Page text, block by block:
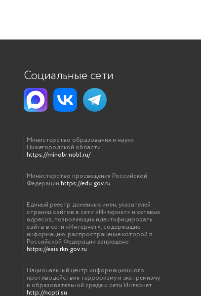
Социальные сети
Министерство образования и науки
Нижегородской области
https://minobr.nobl.ru/
Министерство просвещения Российской
Федерации https://edu.gov.ru
Единый реестр доменных имен, указателей
страниц сайтов в сети «Интернет» и сетевых
адресов, позволяющих идентифицировать
сайты в сети «Интернет», содержащие
информацию, распространение которой в
Российской Федерации запрещено
https://eais.rkn.gov.ru
Национальный центр информационного
противодействия терроризму и экстремизму
в образовательной среде и сети Интернет
http://ncpti.su